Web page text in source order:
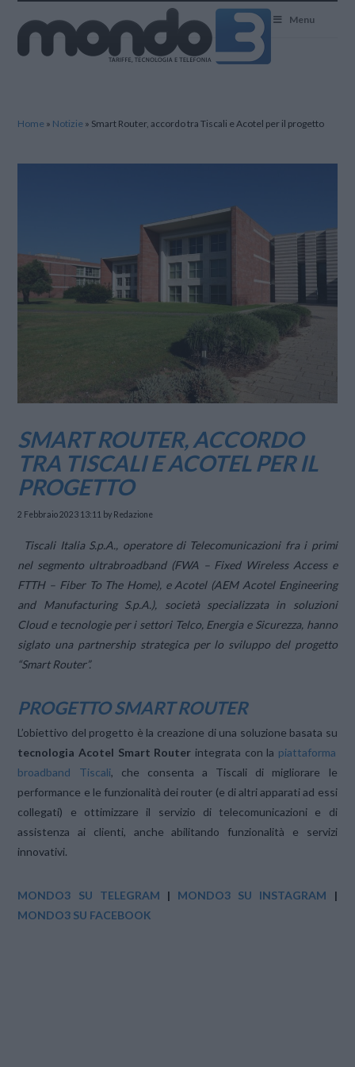
Menu
Home » Notizie » Smart Router, accordo tra Tiscali e Acotel per il progetto
SMART ROUTER, ACCORDO
TRA TISCALI E ACOTEL PER IL
PROGETTO
2 Febbraio 2023 13:11 by Redazione
Tiscali Italia S.p.A., operatore di Telecomunicazioni fra i primi
nel segmento ultrabroadband (FWA – Fixed Wireless Access e
FTTH – Fiber To The Home), e Acotel (AEM Acotel Engineering
and Manufacturing S.p.A.), società specializzata in soluzioni
Cloud e tecnologie per i settori Telco, Energia e Sicurezza, hanno
siglato una partnership strategica per lo sviluppo del progetto
“Smart Router”.
PROGETTO SMART ROUTER
L’obiettivo del progetto è la creazione di una soluzione basata su
tecnologia Acotel Smart Router integrata con la piattaforma
broadband Tiscali, che consenta a Tiscali di migliorare le
performance e le funzionalità dei router (e di altri apparati ad essi
collegati) e ottimizzare il servizio di telecomunicazioni e di
assistenza ai clienti, anche abilitando funzionalità e servizi
innovativi.
MONDO3 SU TELEGRAM | MONDO3 SU INSTAGRAM |
MONDO3 SU FACEBOOK